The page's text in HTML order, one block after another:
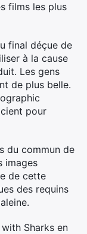
films les plus
final déçue de
à la cause
Les gens
de plus belle.
pour
du commun de
images
de cette
des requins
Sharks en